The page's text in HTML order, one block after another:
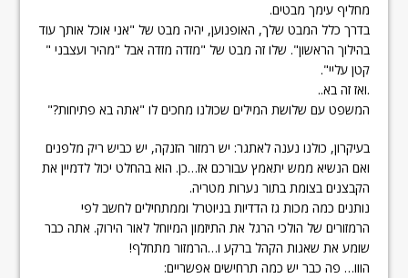
מחליף עימך מבטים.
בדרך כלל המבט שלך, האופנוען, יהיה מבט של "אני אוכל אותך עוד
בהילוך הראשון". שלו זה מבט של "מזדה מזדה אבל "מהיר ועצבני "
קטן עליי".
.ואז זה בא..
המשפט עם שלושת המילים שכולנו מחכים לו "אתה בא פתיחות?"
בעיקרון, כולנו נענה לאתגר: יש רמזור הזנקה, יש כביש ריק מלפנים
ואם הנשיא ממש יתאמץ עבורכם אז…כן. הוא בהחלט יכול לדמיין את
הקבצנים בצומת בתור נערות מטריה.
נותנים כמה מכות גז הדדיות בניוטרל וממתחילים לחשב לפי
הרמזורים של הולכי הרגל את התיזמון המיוחל לאור הירוק. אתה כבר
שומע את שאגות הקהל ברקע ו…הרמזור מתחלף!
הווו… פה כבר יש כמה תרחישים אפשריים: